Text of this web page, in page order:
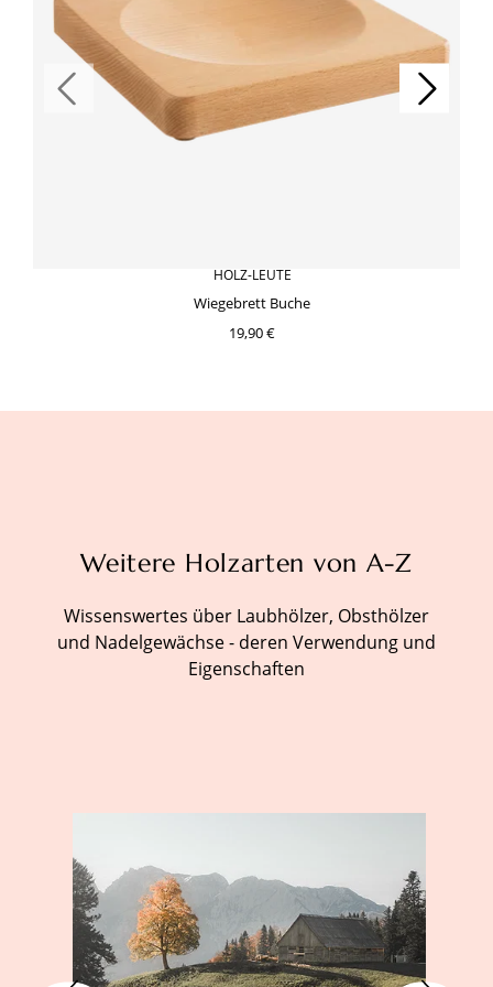
HOLZ-LEUTE
Wiegebrett Buche
19,90 €
Weitere Holzarten von A-Z
Wissenswertes über Laubhölzer, Obsthölzer
und Nadelgewächse - deren Verwendung und
Eigenschaften